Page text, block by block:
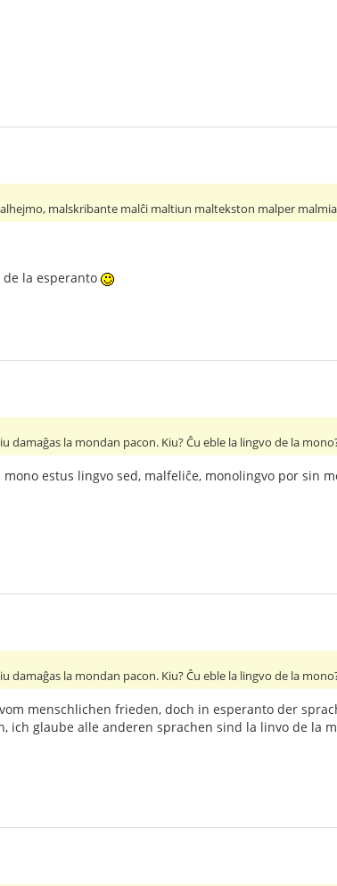
malskribante malĉi maltiun maltekston malper
de la esperanto
damaĝas la mondan pacon. Kiu? Ĉu eble la lingvo de la
estus lingvo sed, malfeliĉe, monolingvo por sin
damaĝas la mondan pacon. Kiu? Ĉu eble la lingvo de la
menschlichen frieden, doch in esperanto der
ich glaube alle anderen sprachen sind la linvo de la